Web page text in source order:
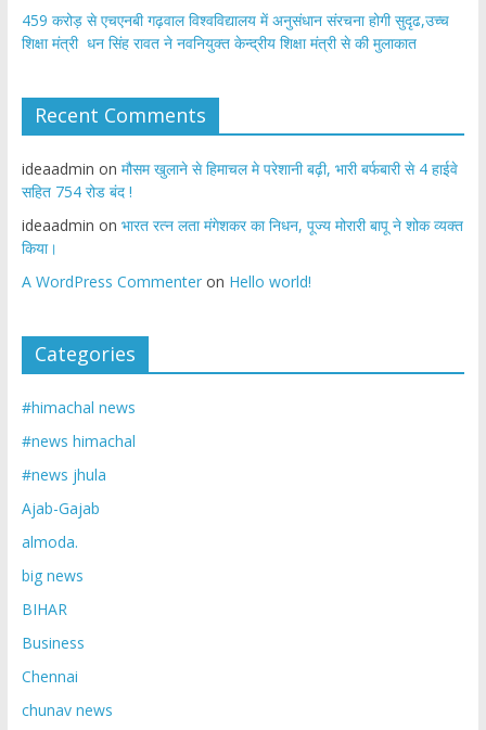
459 करोड़ से एचएनबी गढ़वाल विश्वविद्यालय में अनुसंधान संरचना होगी सुदृढ,उच्च
शिक्षा मंत्री धन सिंह रावत ने नवनियुक्त केन्द्रीय शिक्षा मंत्री से की मुलाकात
Recent Comments
ideaadmin on मौसम खुलाने से हिमाचल मे परेशानी बढ़ी, भारी बर्फबारी से 4 हाईवे
सहित 754 रोड बंद !
ideaadmin on भारत रत्न लता मंगेशकर का निधन, पूज्य मोरारी बापू ने शोक व्यक्त
किया।
A WordPress Commenteron Hello world!
Categories
#himachal news
#news himachal
#news jhula
Ajab-Gajab
almoda.
big news
BIHAR
Business
Chennai
chunav news